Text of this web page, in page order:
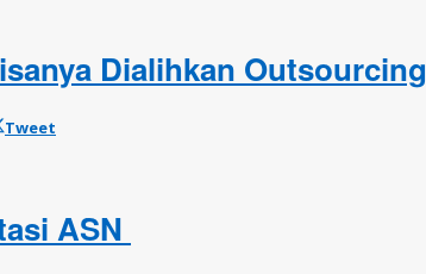
Dialihkan Outsourcing
Tweet
ASN